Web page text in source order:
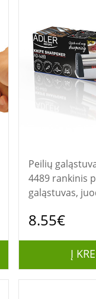
Peilių galąstuvas Adler
4489 rankinis
galąstuvas,
8.55€
Į